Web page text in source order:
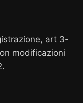
art 3-
modificazioni